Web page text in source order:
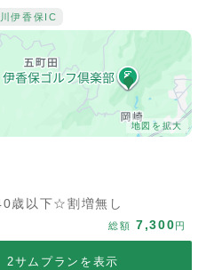
伊香保IC
地図を拡大
歳以下☆割増無し
総額 7,300円
2サムプランを表示